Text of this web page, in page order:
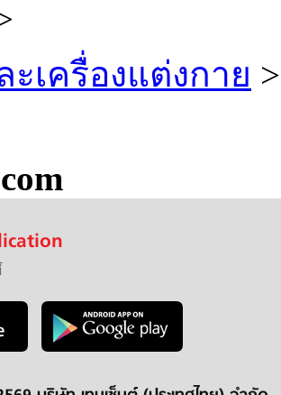
ะเครื่องแต่งกาย >